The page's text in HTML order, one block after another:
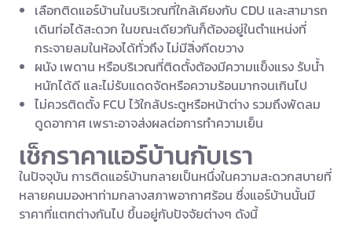
เลือกติดแอร์บ้านในบริเวณที่ใกล้เคียงกับ CDU และสามารถ
เดินท่อได้สะดวก ในขณะเดียวกันก็ต้องอยู่ในตำแหน่งที่
กระจายลมในห้องได้ทั่วถึง ไม่มีสิ่งกีดขวาง
ผนัง เพดาน หรือบริเวณที่ติดตั้งต้องมีความแข็งแรง รับน้ำ
หนักได้ดี และไม่รับแดดจัดหรือความร้อนมากจนเกินไป
ไม่ควรติดตั้ง FCU ไว้ใกล้ประตูหรือหน้าต่าง รวมถึงพัดลม
ดูดอากาศ เพราะอาจส่งผลต่อการทำความเย็น
เช็กราคาแอร์บ้านกับเรา
ในปัจจุบัน การติดแอร์บ้านกลายเป็นหนึ่งในความสะดวกสบายที่
หลายคนมองหาท่ามกลางสภาพอากาศร้อน ซึ่งแอร์บ้านนั้นมี
ราคาที่แตกต่างกันไป ขึ้นอยู่กับปัจจัยต่างๆ ดังนี้